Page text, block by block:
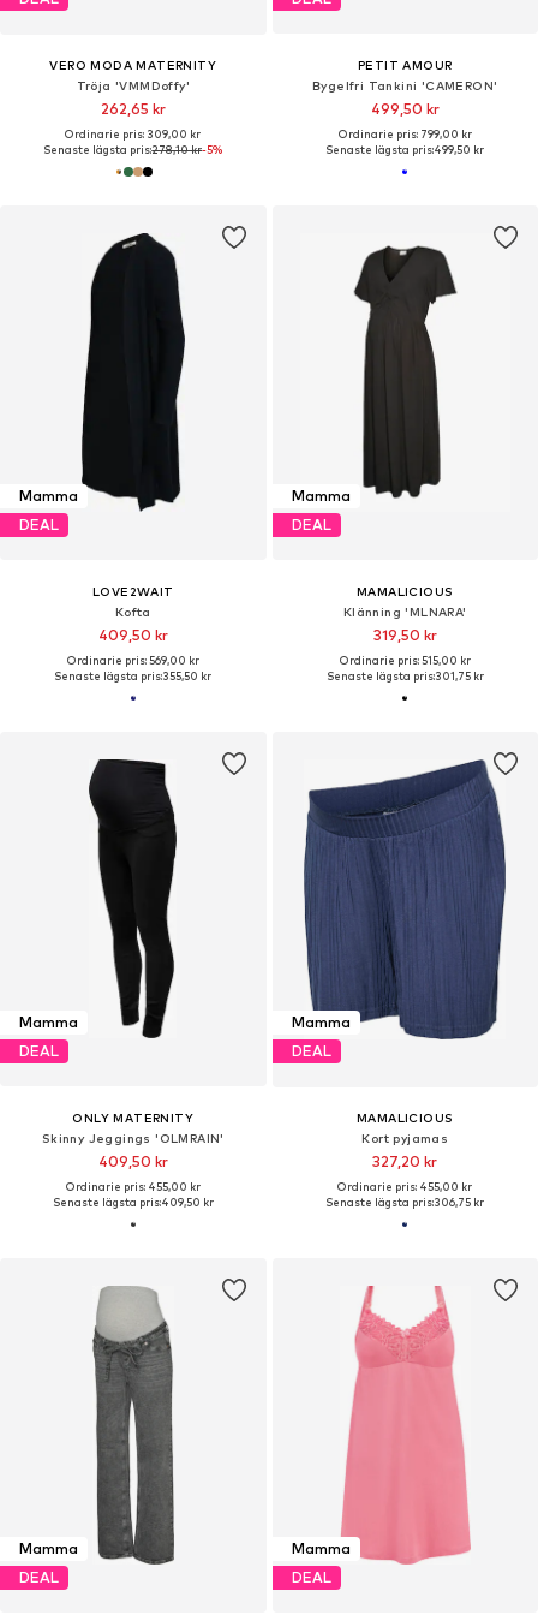
VERO MODA MATERNITY
Tröja 'VMMDoffy'
262,65 kr
Ordinarie pris: 309,00 kr
Senaste lägsta pris:278,10 kr-5%
PETIT AMOUR
Bygelfri Tankini 'CAMERON'
499,50 kr
Ordinarie pris: 799,00 kr
Senaste lägsta pris:499,50 kr
Mamma
DEAL
LOVE2WAIT
Kofta
409,50 kr
Ordinarie pris: 569,00 kr
Senaste lägsta pris:355,50 kr
Mamma
DEAL
MAMALICIOUS
Klänning 'MLNARA'
319,50 kr
Ordinarie pris: 515,00 kr
Senaste lägsta pris:301,75 kr
Mamma
DEAL
ONLY MATERNITY
Skinny Jeggings 'OLMRAIN'
409,50 kr
Ordinarie pris: 455,00 kr
Senaste lägsta pris:409,50 kr
Mamma
DEAL
MAMALICIOUS
Kort pyjamas
327,20 kr
Ordinarie pris: 455,00 kr
Senaste lägsta pris:306,75 kr
Mamma
DEAL
Mamma
DEAL